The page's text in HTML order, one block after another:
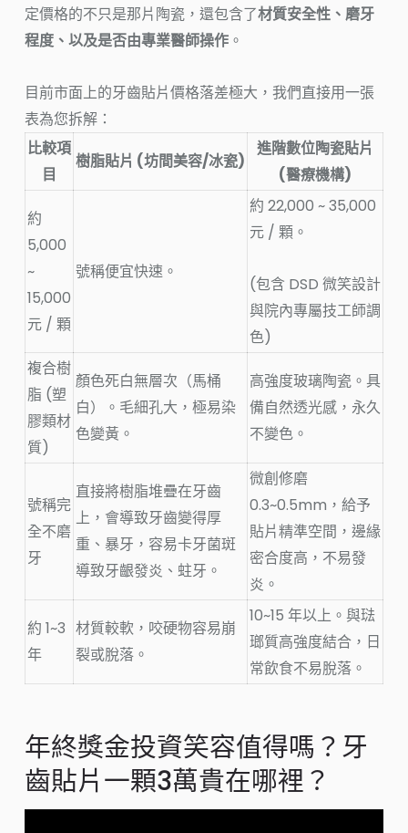
定價格的不只是那片陶瓷，還包含了材質安全性、磨牙
程度、以及是否由專業醫師操作。
目前市面上的牙齒貼片價格落差極大，我們直接用一張
表為您拆解：
比較項
目
樹脂貼片 (坊間美容/冰瓷)
進階數位陶瓷貼片
(醫療機構)
約
5,000
~
15,000
元 / 顆
號稱便宜快速。
約 22,000 ~ 35,000
元 / 顆。
(包含 DSD 微笑設計
與院內專屬技工師調
色)
複合樹
脂 (塑
膠類材
質)
顏色死白無層次（馬桶
白）。毛細孔大， 極易染
色變黃 。
高強度玻璃陶瓷。 具
備自然透光感，永久
不變色。
號稱完
全不磨
牙
直接將樹脂堆疊在牙齒
上，會導致牙齒變得厚
重、暴牙，容易卡牙菌斑
導致牙齦發炎、蛀牙 。
微創修磨
0.3~0.5mm ，給予
貼片精準空間，邊緣
密合度高，不易發
炎。
約 1~3
年
材質較軟，咬硬物容易崩
裂或脫落。
10~15 年以上。與琺
瑯質高強度結合，日
常飲食不易脫落。
年終獎金投資笑容值得嗎？牙
齒貼片一顆3萬貴在哪裡？